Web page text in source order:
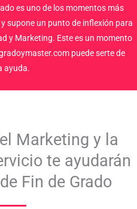
es uno de los momentos más
supone un punto de inflexión para
y Marketing. Este es un momento
puede serte de
ayuda.
Marketing y la
te ayudarán
Fin de Grado